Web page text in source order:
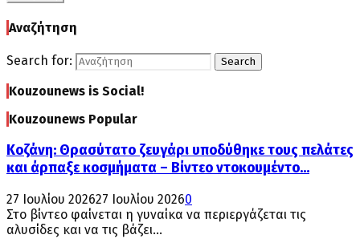
Αναζήτηση
Search for: Search
Kouzounews is Social!
Kouzounews Popular
Κοζάνη: Θρασύτατο ζευγάρι υποδύθηκε τους πελάτες
και άρπαξε κοσμήματα – Βίντεο ντοκουμέντο...
27 Ιουλίου 202627 Ιουλίου 20260
Στο βίντεο φαίνεται η γυναίκα να περιεργάζεται τις
αλυσίδες και να τις βάζει...